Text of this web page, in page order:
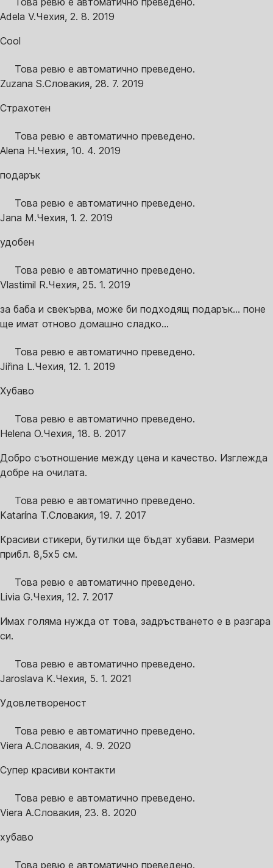
Adela V.Чехия, 2. 8. 2019
Cool
Това ревю е автоматично преведено.
Zuzana S.Словакия, 28. 7. 2019
Страхотен
Това ревю е автоматично преведено.
Alena H.Чехия, 10. 4. 2019
подарък
Това ревю е автоматично преведено.
Jana M.Чехия, 1. 2. 2019
удобен
Това ревю е автоматично преведено.
Vlastimil R.Чехия, 25. 1. 2019
за баба и свекърва, може би подходящ подарък... поне
ще имат отново домашно сладко...
Това ревю е автоматично преведено.
Jiřina L.Чехия, 12. 1. 2019
Хубаво
Това ревю е автоматично преведено.
Helena O.Чехия, 18. 8. 2017
Добро съотношение между цена и качество. Изглежда
добре на очилата.
Това ревю е автоматично преведено.
Katarína T.Словакия, 19. 7. 2017
Красиви стикери, бутилки ще бъдат хубави. Размери
прибл. 8,5х5 см.
Това ревю е автоматично преведено.
Livia G.Чехия, 12. 7. 2017
Имах голяма нужда от това, задръстването е в разгара
си.
Това ревю е автоматично преведено.
Jaroslava K.Чехия, 5. 1. 2021
Удовлетвореност
Това ревю е автоматично преведено.
Viera A.Словакия, 4. 9. 2020
Супер красиви контакти
Това ревю е автоматично преведено.
Viera A.Словакия, 23. 8. 2020
хубаво
Това ревю е автоматично преведено.